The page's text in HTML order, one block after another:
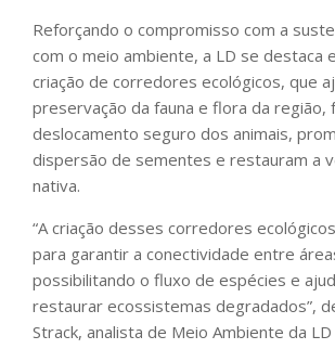
Reforçando o compromisso com a
com o meio ambiente, a LD se destaca
criação de corredores ecológicos, que
preservação da fauna e flora da região,
deslocamento seguro dos animais,
dispersão de sementes e restauram a
nativa.
“A criação desses corredores
para garantir a conectividade entre
possibilitando o fluxo de espécies e
restaurar ecossistemas degradados”,
Strack, analista de Meio Ambiente da LD